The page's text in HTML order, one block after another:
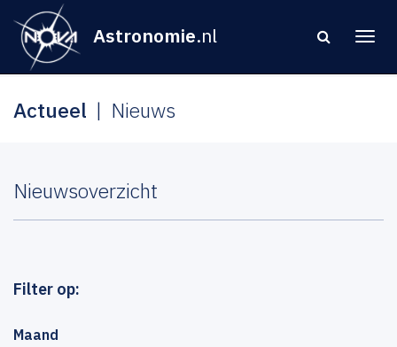
Astronomie.nl
Actueel Nieuws
Nieuwsoverzicht
Filter op:
Maand